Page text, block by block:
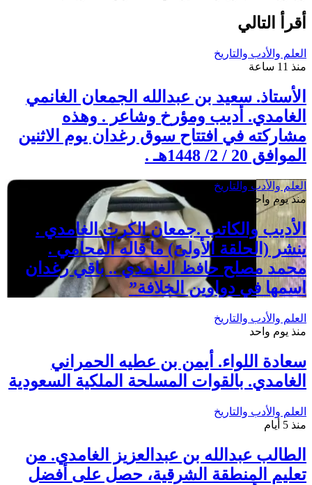
أقرأ التالي
العلم والأدب والتاريخ
منذ 11 ساعة
الأستاذ. سعيد بن عبدالله الجمعان الغانمي
الغامدي. أديب ومؤرخ وشاعر . وهذه
مشاركته في افتتاح سوق رغدان يوم الاثنين
الموافق 20 / 2/ 1448هـ .
العلم والأدب والتاريخ
منذ يوم واحد
الأديب والكاتب .جمعان الكرت الغامدي .
ينشر (الحلقة الأولىً) ما قاله المحامي .
محمد مصلح حافظ الغامدي .. باقي رغدان
اسمها في دواوين الخلافة”
العلم والأدب والتاريخ
منذ يوم واحد
سعادة اللواء. أيمن بن عطيه الحمراني
الغامدي. بالقوات المسلحة الملكية السعودية
العلم والأدب والتاريخ
منذ 5 أيام
الطالب عبدالله بن عبدالعزيز الغامدي. من
تعليم المنطقة الشرقية، حصل على أفضل